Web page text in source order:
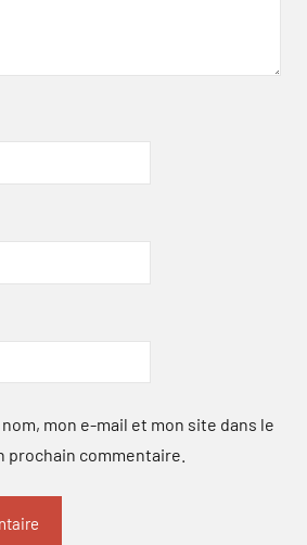
mon e-mail et mon site dans le
prochain commentaire.